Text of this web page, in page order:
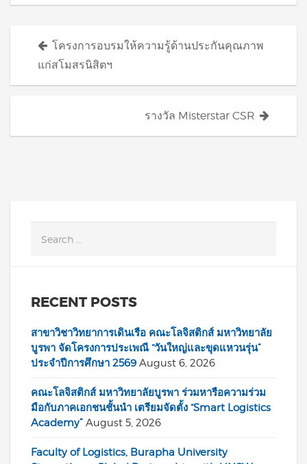
Posts
navigation
โครงการอบรมให้ความรู้ด้านประกันคุณภาพ
แก่สโมสรนิสิตฯ
รางวัล Misterstar CSR
RECENT POSTS
สาขาวิชาวิทยาการเดินเรือ คณะโลจิสติกส์ มหาวิทยาลัย
บูรพา จัดโครงการประเพณี “วันใหญ่และขุดแหวนรุ่น”
ประจำปีการศึกษา 2569 August 6, 2026
คณะโลจิสติกส์ มหาวิทยาลัยบูรพา ร่วมหารือความร่วม
มือกับภาคเอกชนชั้นนำ เตรียมจัดตั้ง “Smart Logistics
Academy” August 5, 2026
Faculty of Logistics, Burapha University